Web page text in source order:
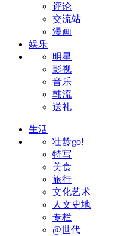
评论
交流站
漫画
娱乐
明星
影视
音乐
韩流
送礼
生活
壮龄go!
特写
美食
旅行
文化艺术
人文史地
专栏
@世代